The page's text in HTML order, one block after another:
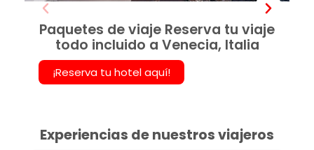
Paquetes de viaje Reserva tu viaje
todo incluido a Venecia, Italia
¡Reserva tu hotel aquí!
Experiencias de nuestros viajeros